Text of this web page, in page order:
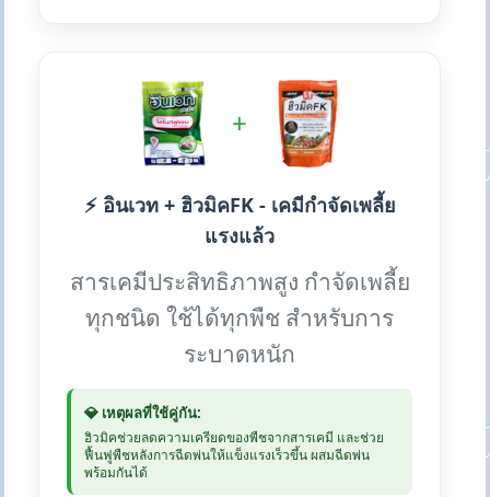
+
⚡ อินเวท + ฮิวมิคFK - เคมีกำจัดเพลี้ย
แรงแล้ว
สารเคมีประสิทธิภาพสูง กำจัดเพลี้ย
ทุกชนิด ใช้ได้ทุกพืช สำหรับการ
ระบาดหนัก
💎 เหตุผลที่ใช้คู่กัน:
ฮิวมิคช่วยลดความเครียดของพืชจากสารเคมี และช่วย
ฟื้นฟูพืชหลังการฉีดพ่นให้แข็งแรงเร็วขึ้น ผสมฉีดพ่น
พร้อมกันได้